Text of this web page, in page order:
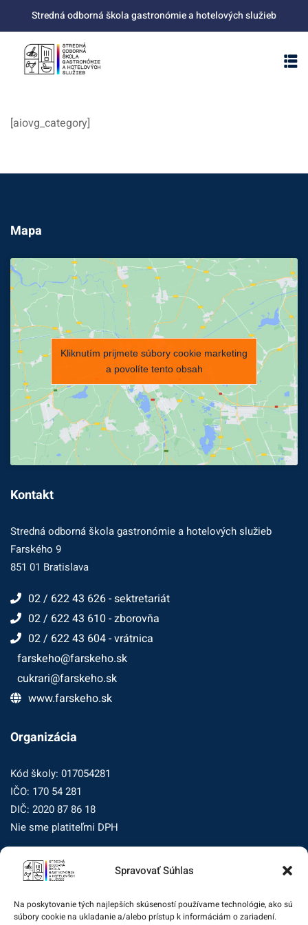
Spravovať Súhlas
Na poskytovanie tých najlepších skúseností používame technológie, ako sú
súbory cookie na ukladanie a/alebo prístup k informáciám o zariadení.
content
Stredná odborná škola gastronómie a hotelových služieb
[aiovg_category]
Mapa
Kliknutím prijmete súbory cookie marketing
a povolíte tento obsah
Kontakt
Stredná odborná škola gastronómie a hotelových služieb
Farského 9
851 01 Bratislava
02 / 622 43 626 - sektretariát
02 / 622 43 610 - zborovňa
02 / 622 43 604 - vrátnica
farskeho@farskeho.sk
cukrari@farskeho.sk
www.farskeho.sk
Organizácia
Kód školy: 017054281
IČO: 170 54 281
DIČ: 2020 87 86 18
Nie sme platiteľmi DPH
Zásady ochrany osobných údajov
Dohľad nad ochranou osobných údajov